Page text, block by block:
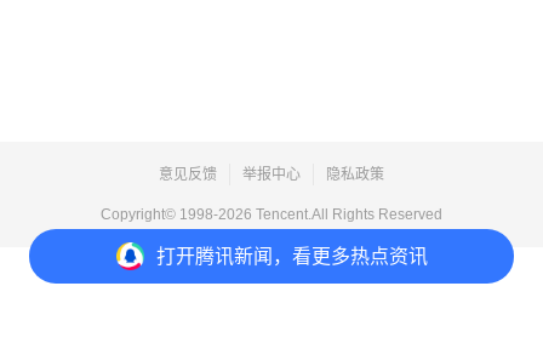
打开腾讯新闻，看更多热点资讯
意见反馈 举报中心 隐私政策
Copyright© 1998-2026 Tencent.All Rights Reserved